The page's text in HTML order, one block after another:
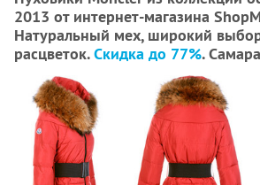
2013 от интернет-магазина
Натуральный мех, широкий
расцветок.Скидка до 77%. Самара